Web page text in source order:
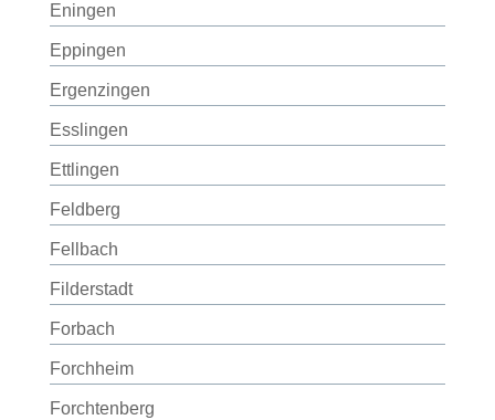
Eningen
Eppingen
Ergenzingen
Esslingen
Ettlingen
Feldberg
Fellbach
Filderstadt
Forbach
Forchheim
Forchtenberg